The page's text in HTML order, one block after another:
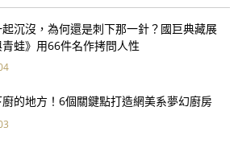
沉沒，為何還是刺下那一針？國巨典藏展
青蛙》用66件名作拷問人性
的地方！6個關鍵點打造網美系夢幻廚房